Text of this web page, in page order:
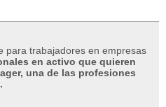
para trabajadores en empresas
en activo que quieren
una de las profesiones